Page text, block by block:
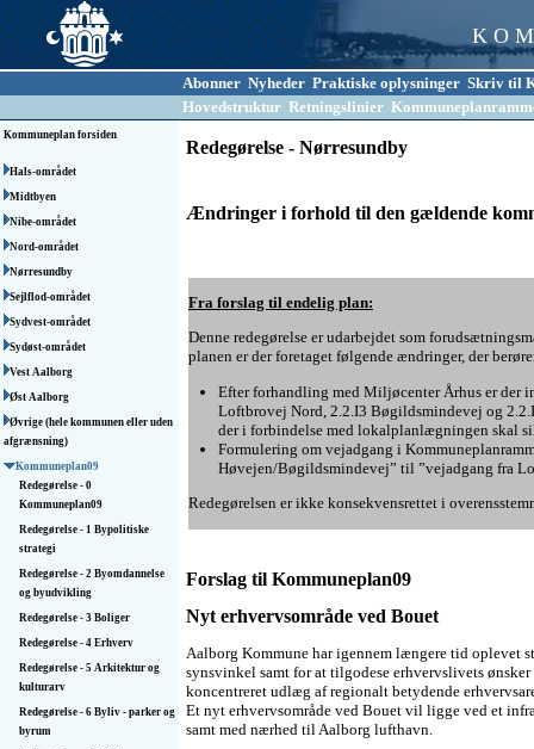
K O
Abonner Nyheder Praktiske oplysninger Skriv til
Hovedstruktur Retningslinier
Kommuneplan forsiden
Hals-området
Midtbyen
Nibe-området
Nord-området
Nørresundby
Sejlflod-området
Sydvest-området
Sydøst-området
Vest Aalborg
Øst Aalborg
Øvrige (hele kommunen eller uden
afgrænsning)
Kommuneplan09
Redegørelse - 0
Kommuneplan09
Redegørelse - 1 Bypolitiske
strategi
Redegørelse - 2 Byomdannelse
og byudvikling
Redegørelse - 3 Boliger
Redegørelse - 4 Erhverv
Redegørelse - 5 Arkitektur og
kulturarv
Redegørelse - 6 Byliv - parker og
byrum
Redegørelse - Nørresundby
Ændringer i forhold til den gældende
Fra forslag til endelig plan:
Denne redegørelse er udarbejdet som
planen er der foretaget følgende ændringer, der
Efter forhandling med Miljøcenter Århus er der
Loftbrovej Nord, 2.2.I3 Bøgildsmindevej og
der i forbindelse med lokalplanlægningen skal
Formulering om vejadgang i
Høvejen/Bøgildsmindevej” til ”vejadgang fra
Redegørelsen er ikke konsekvensrettet i
Forslag til Kommuneplan09
Nyt erhvervsområde ved Bouet
Aalborg Kommune har igennem længere tid oplevet
synsvinkel samt for at tilgodese erhvervslivets
koncentreret udlæg af regionalt betydende
Et nyt erhvervsområde ved Bouet vil ligge ved et
samt med nærhed til Aalborg lufthavn.